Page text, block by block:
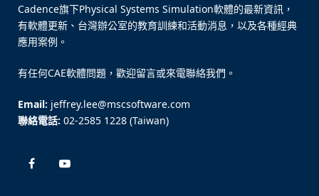
Cadence旗下Physical Systems Simulation軟體的最新資訊，
有軟體更新、台灣辦公室的教育訓練和活動消息，以及各種經典
應用案例。
有任何CAE軟體問題，歡迎留言或來電聯絡我們。
Email: jeffrey.lee@mscsoftware.com
聯絡電話: 02-2585 1228 (Taiwan)
FacebookYouTube